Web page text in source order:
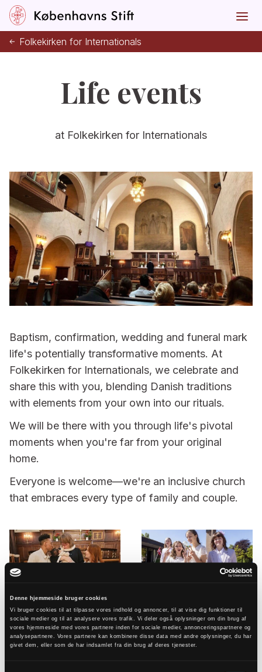
Denne hjemmeside bruger cookies
Vi bruger cookies til at tilpasse vores indhold og annoncer, til at vise dig funktioner til
sociale medier og til at analysere vores trafik. Vi deler også oplysninger om din brug af
vores hjemmeside med vores partnere inden for sociale medier, annonceringspartnere og
analysepartnere. Vores partnere kan kombinere disse data med andre oplysninger, du har
givet dem, eller som de har indsamlet fra din brug af deres tjenester.
Folkekirken for Internationals
Life events
at Folkekirken for Internationals
Baptism, confirmation, wedding and funeral mark
life's potentially transformative moments. At
Folkekirken for Internationals, we celebrate and
share this with you, blending Danish traditions
with elements from your own into our rituals.
We will be there with you through life's pivotal
moments when you're far from your original
home.
Everyone is welcome—we're an inclusive church
that embraces every type of family and couple.
Baptism